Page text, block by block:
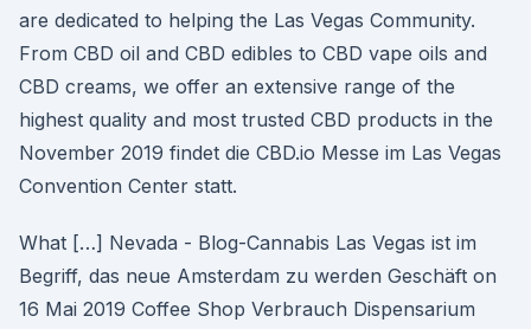
are dedicated to helping the Las Vegas Community.
From CBD oil and CBD edibles to CBD vape oils and
CBD creams, we offer an extensive range of the
highest quality and most trusted CBD products in the
November 2019 findet die CBD.io Messe im Las Vegas
Convention Center statt.
What […] Nevada - Blog-Cannabis Las Vegas ist im
Begriff, das neue Amsterdam zu werden Geschäft on
16 Mai 2019 Coffee Shop Verbrauch Dispensarium